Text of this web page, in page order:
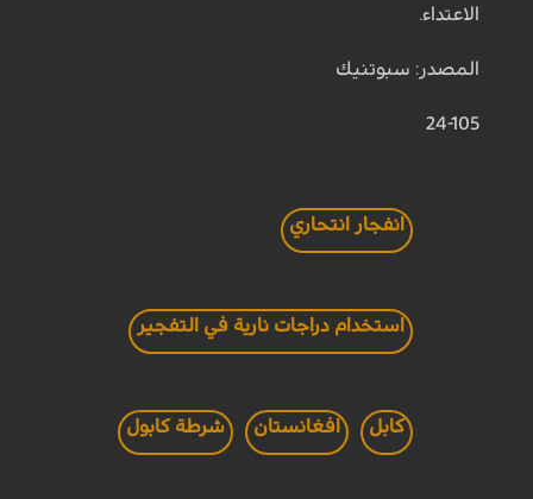
الاعتداء.
المصدر: سبوتنيك
24-105
انفجار انتحاري
استخدام دراجات نارية في التفجير
كابل افغانستان شرطة كابول